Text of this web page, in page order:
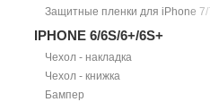
Защитные пленки для iPhone 7/
IPHONE 6/6S/6+/6S+
Чехол - накладка
Чехол - книжка
Бампер